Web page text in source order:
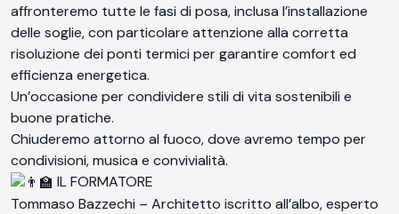
affronteremo tutte le fasi di posa, inclusa l’installazione
delle soglie, con particolare attenzione alla corretta
risoluzione dei ponti termici per garantire comfort ed
efficienza energetica.
Un’occasione per condividere stili di vita sostenibili e
buone pratiche.
Chiuderemo attorno al fuoco, dove avremo tempo per
condivisioni, musica e convivialità.
IL FORMATORE
Tommaso Bazzechi – Architetto iscritto all’albo, esperto